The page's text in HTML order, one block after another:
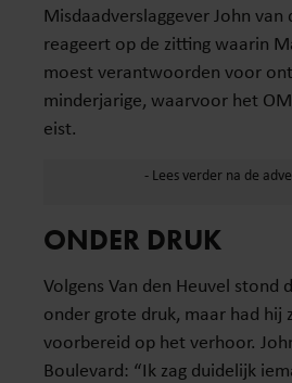
Misdaadverslaggever John van
reageert op de zitting waarin
moest verantwoorden voor
minderjarige, waarvoor het
eist.
ONDER DRUK
Volgens Van den Heuvel stond
onder grote druk, maar had hij
voorbereid op het verhoor.
Boulevard: “Ik zag duidelijk